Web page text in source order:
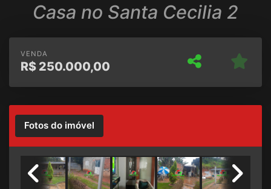
Casa no Santa Cecilia 2
VENDA
R$ 250.000,00
Fotos do imóvel